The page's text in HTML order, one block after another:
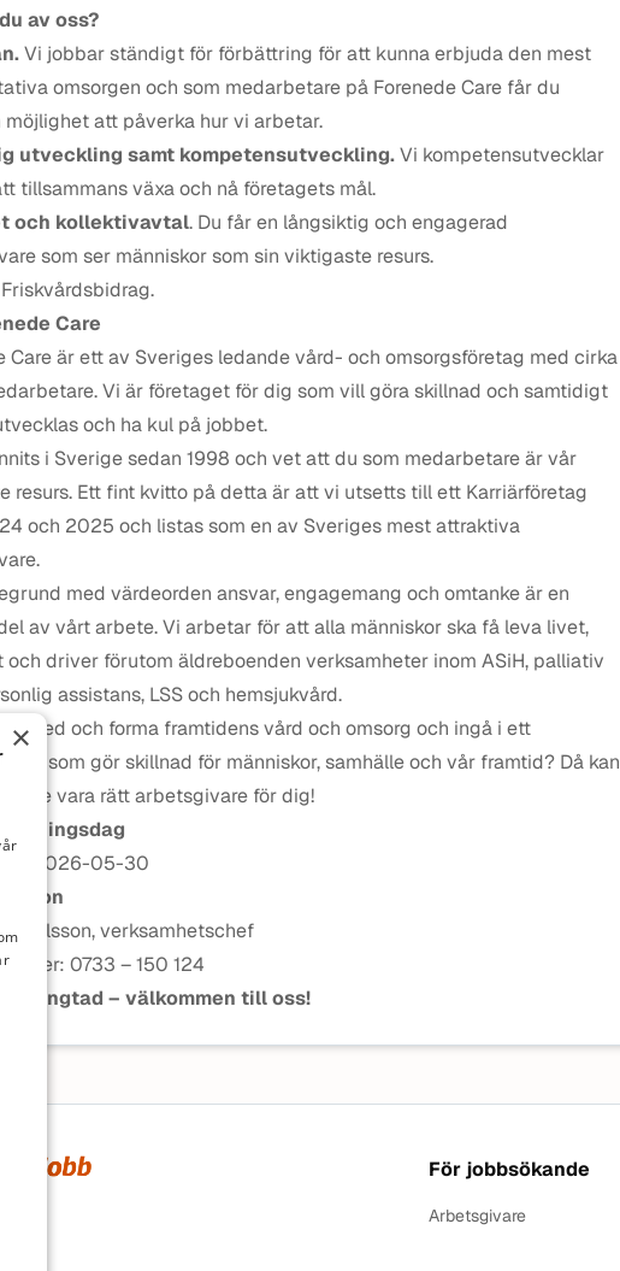
av oss?
Vi jobbar ständigt för förbättring för att kunna erbjuda den mest
omsorgen och som medarbetare på Forenede Care får du
att påverka hur vi arbetar.
utveckling samt kompetensutveckling.Vi kompetensutvecklar
tillsammans växa och nå företagets mål.
och kollektivavtal. Du får en långsiktig och engagerad
som ser människor som sin viktigaste resurs.
Friskvårdsbidrag.
Care
Care är ett av Sveriges ledande vård- och omsorgsföretag med cirka
Vi är företaget för dig som vill göra skillnad och samtidigt
och ha kul på jobbet.
i Sverige sedan 1998 och vet att du som medarbetare är vår
resurs. Ett fint kvitto på detta är att vi utsetts till ett Karriärföretag
och 2025 och listas som en av Sveriges mest attraktiva
med värdeorden ansvar, engagemang och omtanke är en
av vårt arbete. Vi arbetar för att alla människor ska få leva livet,
och driver förutom äldreboenden verksamheter inom ASiH, palliativ
assistans, LSS och hemsjukvård.
med och forma framtidens vård och omsorg och ingå i ett
som gör skillnad för människor, samhälle och vår framtid? Då kan
Care vara rätt arbetsgivare för dig!
05-30
Karlsson, verksamhetschef
0733 – 150 124
– välkommen till oss!
För jobbsökande
Arbetsgivare
×